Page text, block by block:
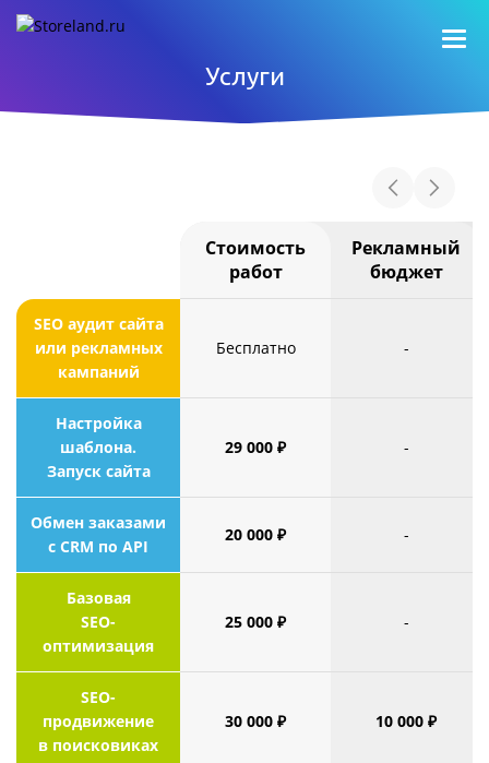
Услуги
Стоимость
работ
Рекламный
бюджет
SEO аудит сайта
или рекламных
кампаний
Бесплатно -
Настройка
шаблона.
Запуск сайта
29 000 ₽ -
Обмен заказами
с CRM по API
20 000 ₽ -
Базовая
SEO-
оптимизация
25 000 ₽ -
SEO-
продвижение
в поисковиках
30 000 ₽ 10 000 ₽